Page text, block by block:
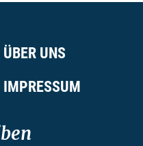
ÜBER UNS
IMPRESSUM